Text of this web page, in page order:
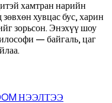
хамтран нарийн
хувцас бус, харин
зорьсон. Энэхүү шоу
— байгаль, цаг